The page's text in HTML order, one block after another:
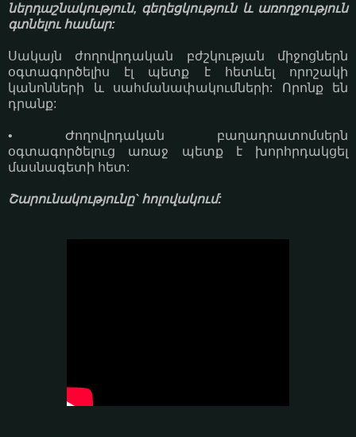
ներդաշնակություն, գեղեցկություն և առողջություն
գտնելու համար:
Սակայն ժողովրդական բժշկության միջոցներն
օգտագործելիս էլ պետք է հետևել որոշակի
կանոնների և սահմանափակումների: Որոնք են
դրանք:
• Ժողովրդական բաղադրատոմսերն
օգտագործելուց առաջ պետք է խորհրդակցել
մասնագետի հետ:
Շարունակությունը` հոլովակում: